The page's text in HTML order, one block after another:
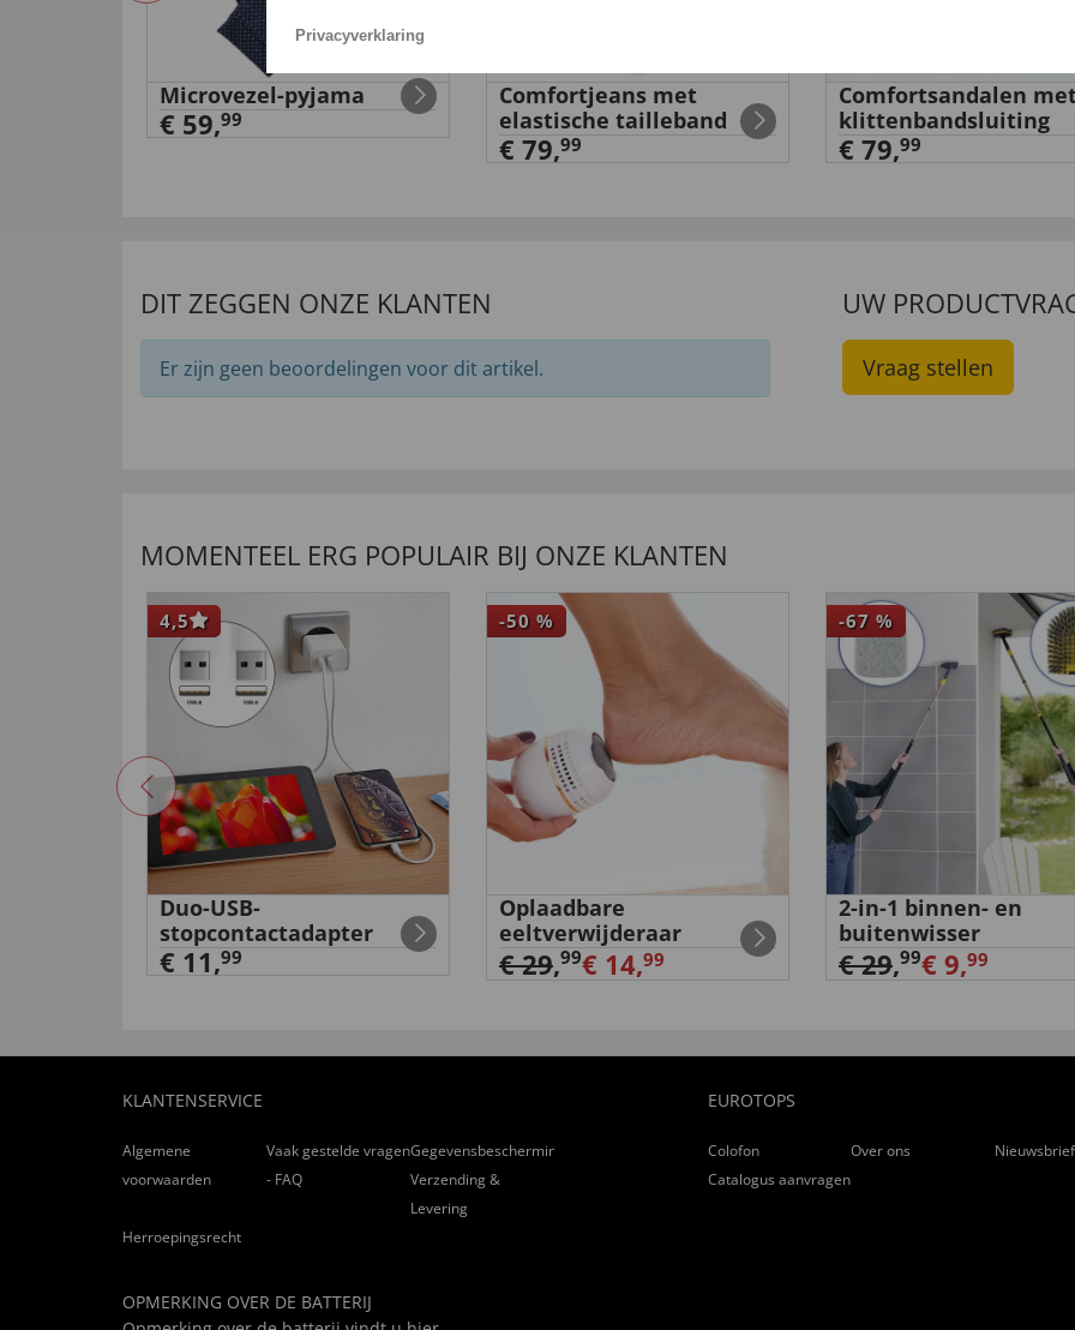
Microvezel-pyjama
€ 59,99
Comfortjeans met
elastische tailleband
€ 79,99
Comfortsandalen
klittenbandsluiting
€ 79,99
DIT ZEGGEN ONZE KLANTEN
Er zijn geen beoordelingen voor dit artikel.
UW
Vraag stellen
MOMENTEEL ERG POPULAIR BIJ ONZE KLANTEN
4,5
Duo-USB-
stopcontactadapter
€ 11,99
-50 %
Oplaadbare
eeltverwijderaar
€ 29,99€ 14,99
-67 %
2-in-1 binnen- en
buitenwisser
€ 29,99€ 9,99
KLANTENSERVICE
Algemene
voorwaarden
Vaak gestelde vragen
- FAQ
Gegevensbescherming
Verzending &
Levering
Herroepingsrecht
OPMERKING OVER DE BATTERIJ
EUROTOPS
Colofon Over ons
Nieuwsbrief
Catalogus aanvragen
Privacyverklaring